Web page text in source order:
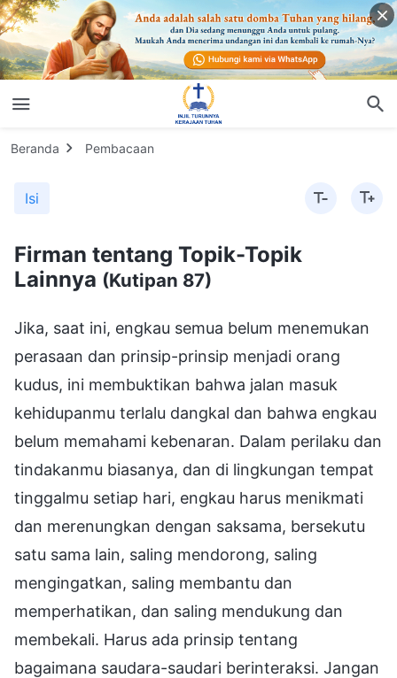
Beranda Pembacaan
Isi
Firman tentang Topik-Topik
Lainnya (Kutipan 87)
Jika, saat ini, engkau semua belum menemukan
perasaan dan prinsip-prinsip menjadi orang
kudus, ini membuktikan bahwa jalan masuk
kehidupanmu terlalu dangkal dan bahwa engkau
belum memahami kebenaran. Dalam perilaku dan
tindakanmu biasanya, dan di lingkungan tempat
tinggalmu setiap hari, engkau harus menikmati
dan merenungkan dengan saksama, bersekutu
satu sama lain, saling mendorong, saling
mengingatkan, saling membantu dan
memperhatikan, dan saling mendukung dan
membekali. Harus ada prinsip tentang
bagaimana saudara-saudari berinteraksi. Jangan